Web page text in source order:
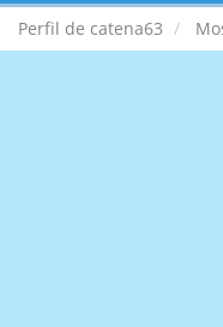
Perfil de catena63